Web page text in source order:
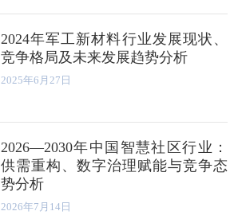
2024年军工新材料行业发展现状、
竞争格局及未来发展趋势分析
2025年6月27日
2026—2030年中国智慧社区行业：
供需重构、数字治理赋能与竞争态
势分析
2026年7月14日